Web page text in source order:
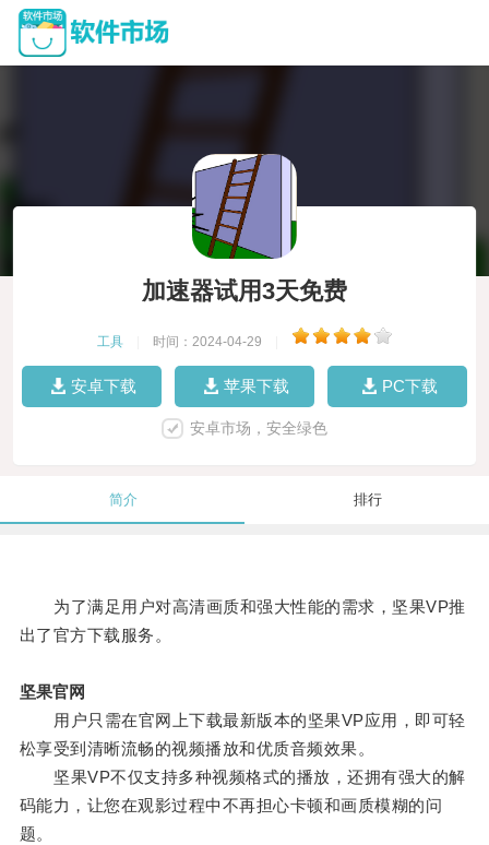
加速器试用3天免费
工具 时间：2024-04-29
安卓下载 苹果下载 PC下载
安卓市场，安全绿色
简介 排行
为了满足用户对高清画质和强大性能的需求，坚果VP推
出了官方下载服务。
坚果官网
用户只需在官网上下载最新版本的坚果VP应用，即可轻
松享受到清晰流畅的视频播放和优质音频效果。
坚果VP不仅支持多种视频格式的播放，还拥有强大的解
码能力，让您在观影过程中不再担心卡顿和画质模糊的问
题。